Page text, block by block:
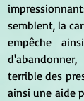
semblent, la
empêche
terrible des
ainsi une aide